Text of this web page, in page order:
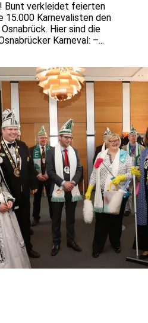
Bunt verkleidet feierten
15.000 Karnevalisten den
Hier sind die
Karneval: –...